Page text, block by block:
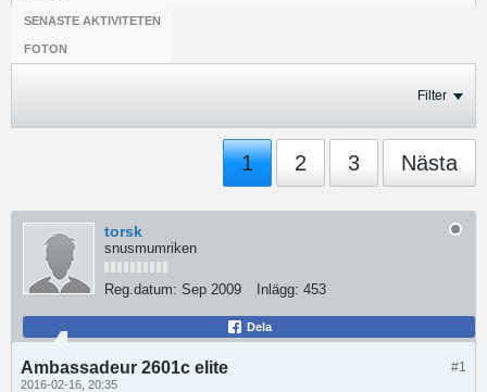
SENASTE AKTIVITETEN
FOTON
Filter
1 2 3 Nästa
torsk
snusmumriken
Reg.datum: Sep 2009 Inlägg: 453
Dela
#1
Ambassadeur 2601c elite
2016-02-16, 20:35